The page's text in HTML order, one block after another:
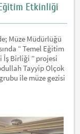
Etkinliği
Müze Müdürlüğü
“ Temel Eğitim
İş Birliği ” projesi
Tayyip Olçok
ile müze gezisi